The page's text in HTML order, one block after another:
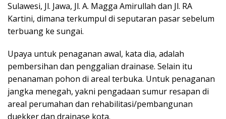
Sulawesi, Jl. Jawa, Jl. A. Magga Amirullah dan Jl. RA
Kartini, dimana terkumpul di seputaran pasar sebelum
terbuang ke sungai.
Upaya untuk penaganan awal, kata dia, adalah
pembersihan dan penggalian drainase. Selain itu
penanaman pohon di areal terbuka. Untuk penaganan
jangka menegah, yakni pengadaan sumur resapan di
areal perumahan dan rehabilitasi/pembangunan
duekker dan drainase kota.